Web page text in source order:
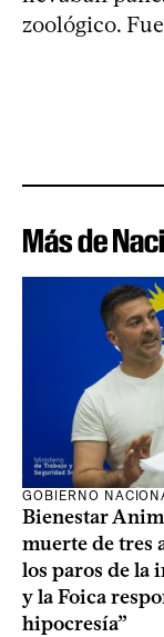
zoológico.
Más de
GOBIERNO
Bienestar
muerte de tres
los paros de
y la Foica
hipocresía”